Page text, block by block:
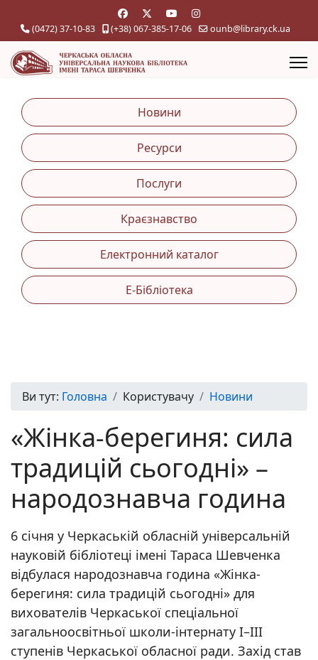
(0472) 37-10-83 (+38) 067-385-17-06 ounb@library.ck.ua
Новини
Ресурси
Послуги
Краєзнавство
Електронний каталог
Е-Бібліотека
Ви тут: Головна Користувачу Новини
«Жінка-берегиня: сила
традицій сьогодні» –
народознавча година
6 січня у Черкаській обласній універсальній
науковій бібліотеці імені Тараса Шевченка
відбулася народознавча година «Жінка-
берегиня: сила традицій сьогодні» для
вихователів Черкаської спеціальної
загальноосвітньої школи-інтернату І–ІІІ
ступенів Черкаської обласної ради. Захід став